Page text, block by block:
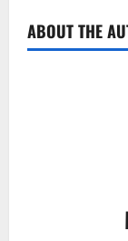
ABOUT THE